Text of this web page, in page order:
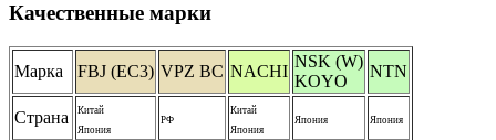
Качественные марки
Марка FBJ (EС3) VPZ ВС NACHI
NSK (W)
KOYO
NTN
Страна
Китай
Япония
РФ
Китай
Япония
Япония Япония